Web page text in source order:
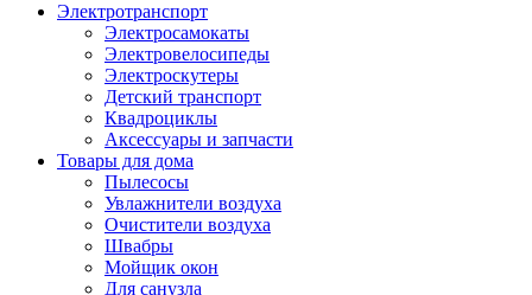
Электротранспорт
Электросамокаты
Электровелосипеды
Электроскутеры
Детский транспорт
Квадроциклы
Аксессуары и запчасти
Товары для дома
Пылесосы
Увлажнители воздуха
Очистители воздуха
Швабры
Мойщик окон
Для санузла